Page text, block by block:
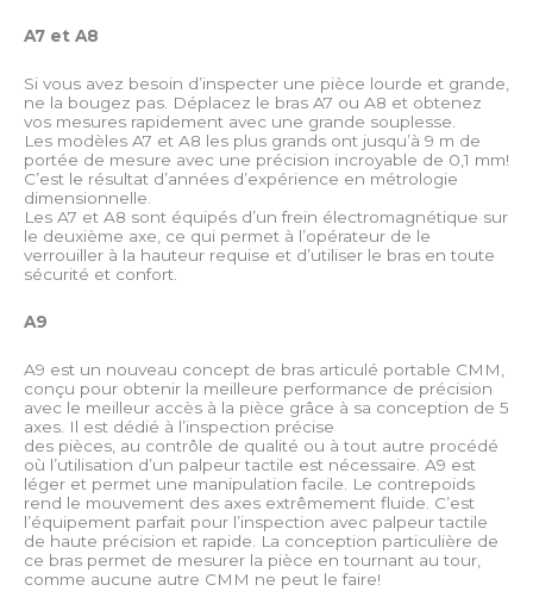
A7 et A8
Si vous avez besoin d’inspecter une pièce lourde et grande,
ne la bougez pas. Déplacez le bras A7 ou A8 et obtenez
vos mesures rapidement avec une grande souplesse.
Les modèles A7 et A8 les plus grands ont jusqu’à 9 m de
portée de mesure avec une précision incroyable de 0,1 mm!
C’est le résultat d’années d’expérience en métrologie
dimensionnelle.
Les A7 et A8 sont équipés d’un frein électromagnétique sur
le deuxième axe, ce qui permet à l’opérateur de le
verrouiller à la hauteur requise et d’utiliser le bras en toute
sécurité et confort.
A9
A9 est un nouveau concept de bras articulé portable CMM,
conçu pour obtenir la meilleure performance de précision
avec le meilleur accès à la pièce grâce à sa conception de 5
axes. Il est dédié à l’inspection précise
des pièces, au contrôle de qualité ou à tout autre procédé
où l’utilisation d’un palpeur tactile est nécessaire. A9 est
léger et permet une manipulation facile. Le contrepoids
rend le mouvement des axes extrêmement fluide. C’est
l’équipement parfait pour l’inspection avec palpeur tactile
de haute précision et rapide. La conception particulière de
ce bras permet de mesurer la pièce en tournant au tour,
comme aucune autre CMM ne peut le faire!